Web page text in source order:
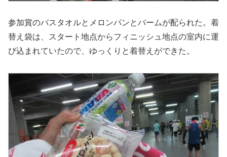
参加賞のバスタオルとメロンパンとバームが配られた。着
替え袋は、スタート地点からフィニッシュ地点の室内に運
び込まれていたので、ゆっくりと着替えができた。